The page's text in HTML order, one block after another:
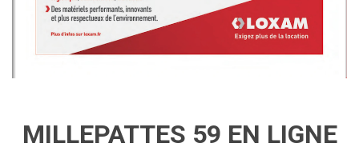
MILLEPATTES 59 EN LIGNE